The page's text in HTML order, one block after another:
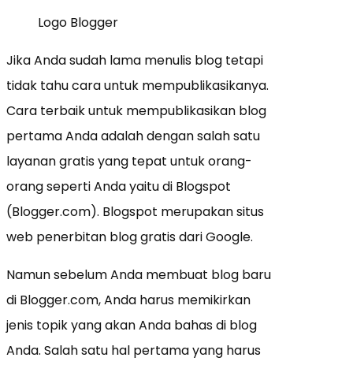
Logo Blogger
Jika Anda sudah lama menulis blog tetapi
tidak tahu cara untuk mempublikasikanya.
Cara terbaik untuk mempublikasikan blog
pertama Anda adalah dengan salah satu
layanan gratis yang tepat untuk orang-
orang seperti Anda yaitu di Blogspot
(Blogger.com). Blogspot merupakan situs
web penerbitan blog gratis dari Google.
Namun sebelum Anda membuat blog baru
di Blogger.com, Anda harus memikirkan
jenis topik yang akan Anda bahas di blog
Anda. Salah satu hal pertama yang harus